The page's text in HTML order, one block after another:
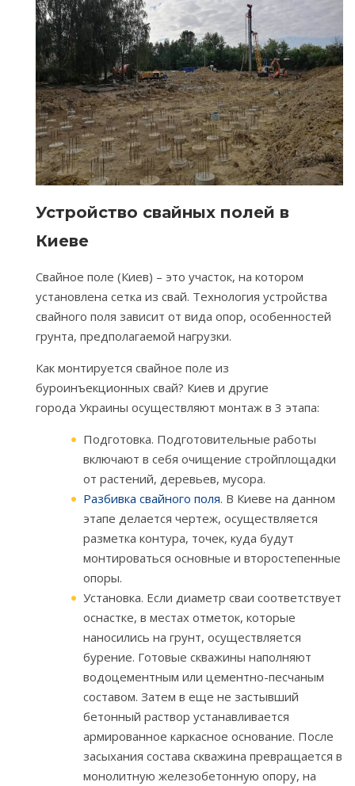
Устройство свайных полей в
Киеве
Свайное поле (Киев) – это участок, на котором
установлена сетка из свай. Технология устройства
свайного поля зависит от вида опор, особенностей
грунта, предполагаемой нагрузки.
Как монтируется свайное поле из
буроинъекционных свай? Киев и другие
города Украины осуществляют монтаж в 3 этапа:
Подготовка. Подготовительные работы
включают в себя очищение стройплощадки
от растений, деревьев, мусора.
Разбивка свайного поля. В Киеве на данном
этапе делается чертеж, осуществляется
разметка контура, точек, куда будут
монтироваться основные и второстепенные
опоры.
Установка. Если диаметр сваи соответствует
оснастке, в местах отметок, которые
наносились на грунт, осуществляется
бурение. Готовые скважины наполняют
водоцементным или цементно-песчаным
составом. Затем в еще не застывший
бетонный раствор устанавливается
армированное каркасное основание. После
засыхания состава скважина превращается в
монолитную железобетонную опору, на